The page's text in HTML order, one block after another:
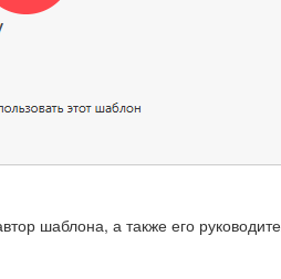
шаблона, а также его